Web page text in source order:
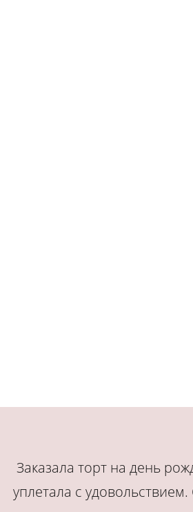
Заказала торт на день
уплетала с